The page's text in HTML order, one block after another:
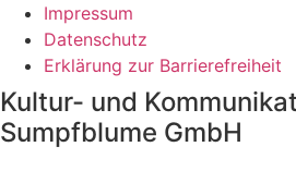
Impressum
Datenschutz
Erklärung zur Barrierefreiheit
Kultur- und
Sumpfblume GmbH